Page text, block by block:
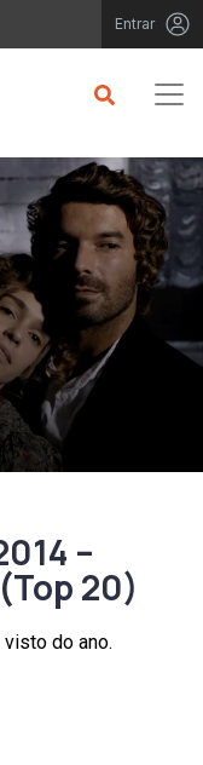
Entrar
–
20)
do ano.